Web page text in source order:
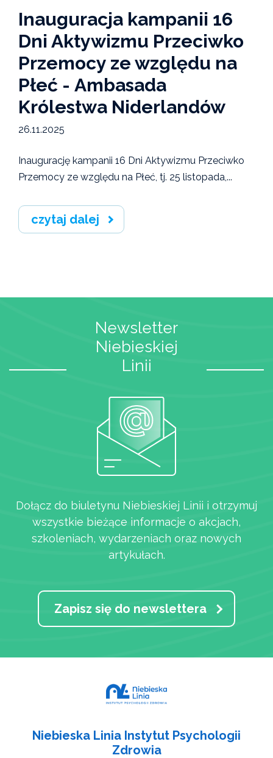
Inauguracja kampanii 16
Dni Aktywizmu Przeciwko
Przemocy ze względu na
Płeć - Ambasada
Królestwa Niderlandów
26.11.2025
Inaugurację kampanii 16 Dni Aktywizmu Przeciwko
Przemocy ze względu na Płeć, tj. 25 listopada,...
czytaj dalej
Newsletter
Niebieskiej
Linii
Dołącz do biuletynu Niebieskiej Linii i otrzymuj
wszystkie bieżące informacje o akcjach,
szkoleniach, wydarzeniach oraz nowych
artykułach.
Zapisz się do newslettera
Niebieska Linia Instytut Psychologii
Zdrowia